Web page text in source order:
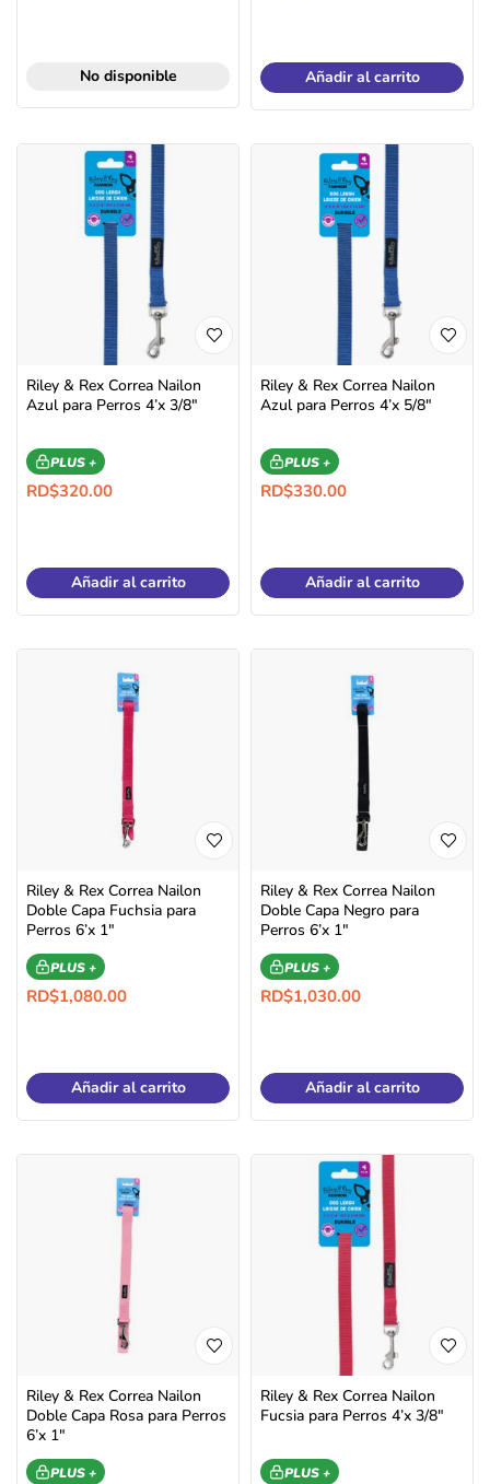
No disponible Añadir al carrito
Riley & Rex Correa Nailon
Azul para Perros 4’x 3/8″
PLUS +
RD$320.00
Añadir al carrito
Riley & Rex Correa Nailon
Azul para Perros 4’x 5/8″
PLUS +
RD$330.00
Añadir al carrito
Riley & Rex Correa Nailon
Doble Capa Fuchsia para
Perros 6’x 1″
PLUS +
RD$1,080.00
Añadir al carrito
Riley & Rex Correa Nailon
Doble Capa Negro para
Perros 6’x 1″
PLUS +
RD$1,030.00
Añadir al carrito
Riley & Rex Correa Nailon
Doble Capa Rosa para Perros
6’x 1″
PLUS +
Riley & Rex Correa Nailon
Fucsia para Perros 4’x 3/8″
PLUS +